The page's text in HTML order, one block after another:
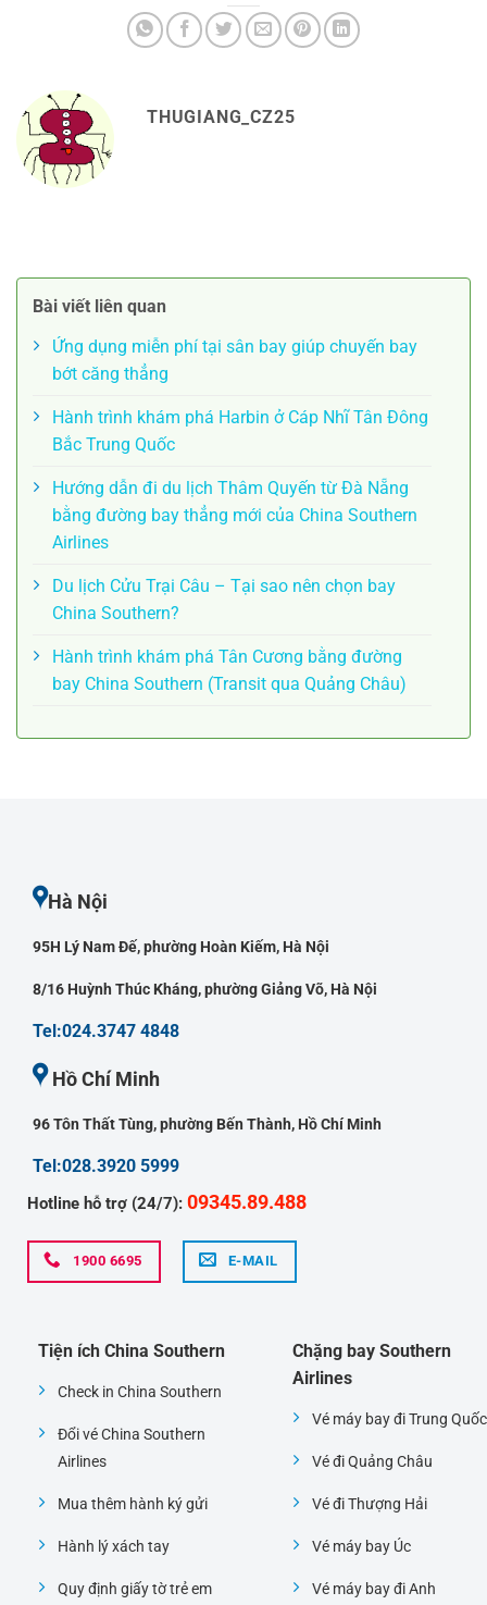
THUGIANG_CZ25
Bài viết liên quan
Ứng dụng miễn phí tại sân bay giúp chuyến bay
bớt căng thẳng
Hành trình khám phá Harbin ở Cáp Nhĩ Tân Đông
Bắc Trung Quốc
Hướng dẫn đi du lịch Thâm Quyến từ Đà Nẵng
bằng đường bay thẳng mới của China Southern
Airlines
Du lịch Cửu Trại Câu – Tại sao nên chọn bay
China Southern?
Hành trình khám phá Tân Cương bằng đường
bay China Southern (Transit qua Quảng Châu)
Hà Nội
95H Lý Nam Đế, phường Hoàn Kiếm, Hà Nội
8/16 Huỳnh Thúc Kháng, phường Giảng Võ, Hà Nội
Tel:024.3747 4848
Hồ Chí Minh
96 Tôn Thất Tùng, phường Bến Thành, Hồ Chí Minh
Tel:028.3920 5999
Hotline hỗ trợ (24/7): 09345.89.488
1900 6695 E-MAIL
Tiện ích China Southern
Check in China Southern
Đổi vé China Southern
Airlines
Mua thêm hành ký gửi
Hành lý xách tay
Quy định giấy tờ trẻ em
Chặng bay Southern
Airlines
Vé máy bay đi Trung Quốc
Vé đi Quảng Châu
Vé đi Thượng Hải
Vé máy bay Úc
Vé máy bay đi Anh